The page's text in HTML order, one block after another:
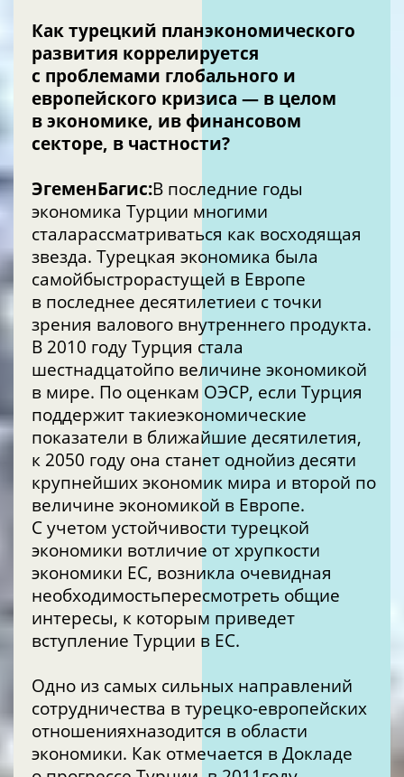
Как турецкий планэкономического
развития коррелируется
с проблемами глобального и
европейского кризиса — в целом
в экономике, ив финансовом
секторе, в частности?
ЭгеменБагис:В последние годы
экономика Турции многими
сталарассматриваться как восходящая
звезда. Турецкая экономика была
самойбыстрорастущей в Европе
в последнее десятилетиеи с точки
зрения валового внутреннего продукта.
В 2010 году Турция стала
шестнадцатойпо величине экономикой
в мире. По оценкам ОЭСР, если Турция
поддержит такиеэкономические
показатели в ближайшие десятилетия,
к 2050 году она станет однойиз десяти
крупнейших экономик мира и второй по
величине экономикой в Европе.
С учетом устойчивости турецкой
экономики вотличие от хрупкости
экономики ЕС, возникла очевидная
необходимостьпересмотреть общие
интересы, к которым приведет
вступление Турции в ЕС.
Одно из самых сильных направлений
сотрудничества в турецко-европейских
отношенияхназодится в области
экономики. Как отмечается в Докладе